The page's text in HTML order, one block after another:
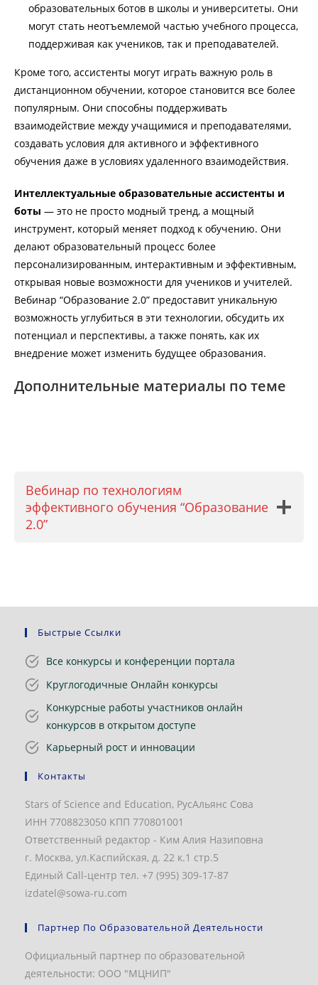
образовательных ботов в школы и университеты. Они
могут стать неотъемлемой частью учебного процесса,
поддерживая как учеников, так и преподавателей.
Кроме того, ассистенты могут играть важную роль в
дистанционном обучении, которое становится все более
популярным. Они способны поддерживать
взаимодействие между учащимися и преподавателями,
создавать условия для активного и эффективного
обучения даже в условиях удаленного взаимодействия.
Интеллектуальные образовательные ассистенты и
боты — это не просто модный тренд, а мощный
инструмент, который меняет подход к обучению. Они
делают образовательный процесс более
персонализированным, интерактивным и эффективным,
открывая новые возможности для учеников и учителей.
Вебинар “Образование 2.0” предоставит уникальную
возможность углубиться в эти технологии, обсудить их
потенциал и перспективы, а также понять, как их
внедрение может изменить будущее образования.
Дополнительные материалы по теме
Вебинар по технологиям
эффективного обучения “Образование
2.0”
Быстрые Ссылки
Все конкурсы и конференции портала
Круглогодичные Онлайн конкурсы
Конкурсные работы участников онлайн
конкурсов в открытом доступе
Карьерный рост и инновации
Контакты
Stars of Science and Education, РусАльянс Сова
ИНН 7708823050 КПП 770801001
Ответственный редактор - Ким Алия Назиповна
г. Москва, ул.Каспийская, д. 22 к.1 стр.5
Единый Call-центр тел. +7 (995) 309-17-87
izdatel@sowa-ru.com
Партнер По Образовательной Деятельности
Официальный партнер по образовательной
деятельности: ООО "МЦНИП"